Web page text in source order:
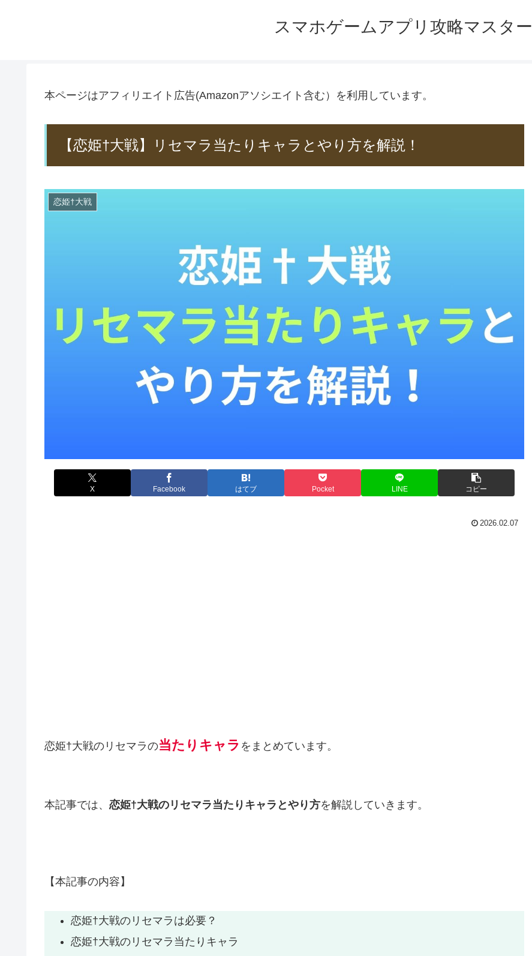
スマホゲームアプリ攻略マスター
本ページはアフィリエイト広告(Amazonアソシエイト含む）を利用しています。
【恋姫†大戦】リセマラ当たりキャラとやり方を解説！
恋姫†大戦
X Facebook はてブ Pocket LINE コピー
2026.02.07
恋姫†大戦のリセマラの当たりキャラ をまとめています。
本記事では、 恋姫†大戦のリセマラ当たりキャラとやり方を解説していきます。
【本記事の内容】
恋姫†大戦のリセマラは必要？
恋姫†大戦のリセマラ当たりキャラ